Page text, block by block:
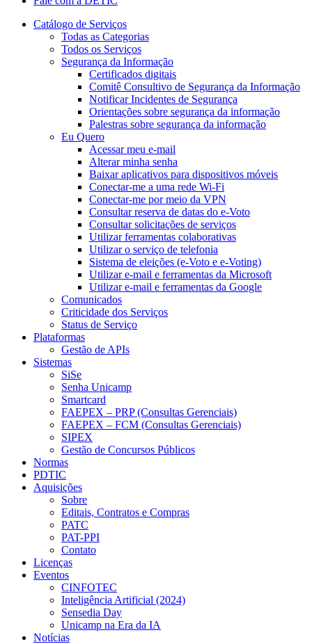
Catálogo de Serviços
Todas as Categorias
Todos os Serviços
Segurança da Informação
Certificados digitais
Comitê Consultivo de Segurança da Informação
Notificar Incidentes de Segurança
Orientações sobre segurança da informação
Palestras sobre segurança da informação
Eu Quero
Acessar meu e-mail
Alterar minha senha
Baixar aplicativos para dispositivos móveis
Conectar-me a uma rede Wi-Fi
Conectar-me por meio da VPN
Consultar reserva de datas do e-Voto
Consultar solicitações de serviços
Utilizar ferramentas colaborativas
Utilizar o serviço de telefonia
Sistema de eleições (e-Voto e e-Voting)
Utilizar e-mail e ferramentas da Microsoft
Utilizar e-mail e ferramentas da Google
Comunicados
Criticidade dos Serviços
Status de Serviço
Plataformas
Gestão de APIs
Sistemas
SiSe
Senha Unicamp
Smartcard
FAEPEX – PRP (Consultas Gerenciais)
FAEPEX – FCM (Consultas Gerenciais)
SIPEX
Gestão de Concursos Públicos
Normas
PDTIC
Aquisições
Sobre
Editais, Contratos e Compras
PATC
PAT-PPI
Contato
Licenças
Eventos
CINFOTEC
Inteligência Artificial (2024)
Sensedia Day
Unicamp na Era da IA
Notícias